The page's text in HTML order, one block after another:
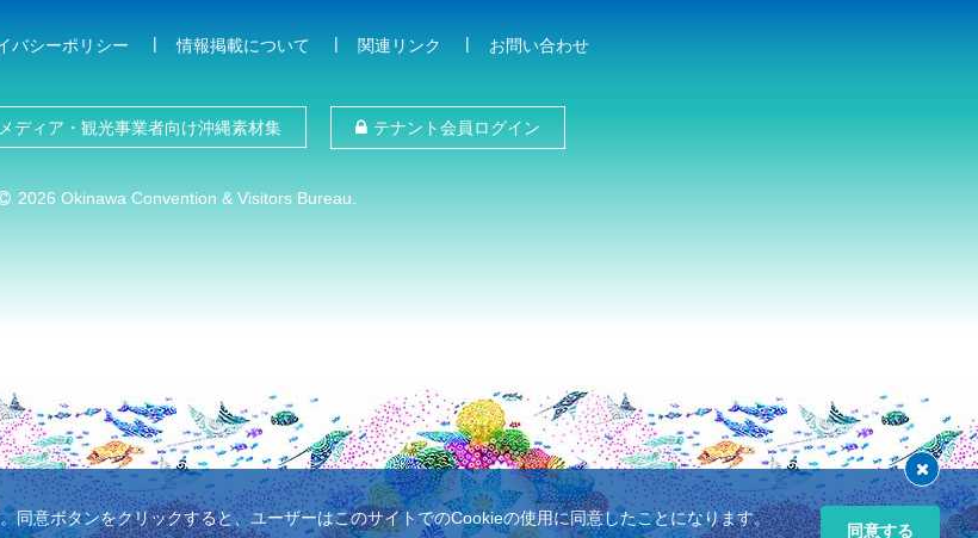
バシーポリシー 情報掲載について 関連リンク お問い合わせ
メディア・観光事業者向け沖縄素材集 テナント会員ログイン
2026 Okinawa Convention & Visitors Bureau.
意ボタンをクリックすると、ユーザーはこのサイトでのCookieの使用に同意したことになります。
同意する